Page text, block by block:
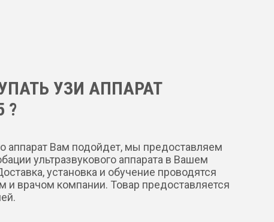
УЗИ АППАРАТ
?
аппарат Вам подойдет, мы предоставляем
ультразвукового аппарата в Вашем
установка и обучение проводятся
врачом компании. Товар предоставляется